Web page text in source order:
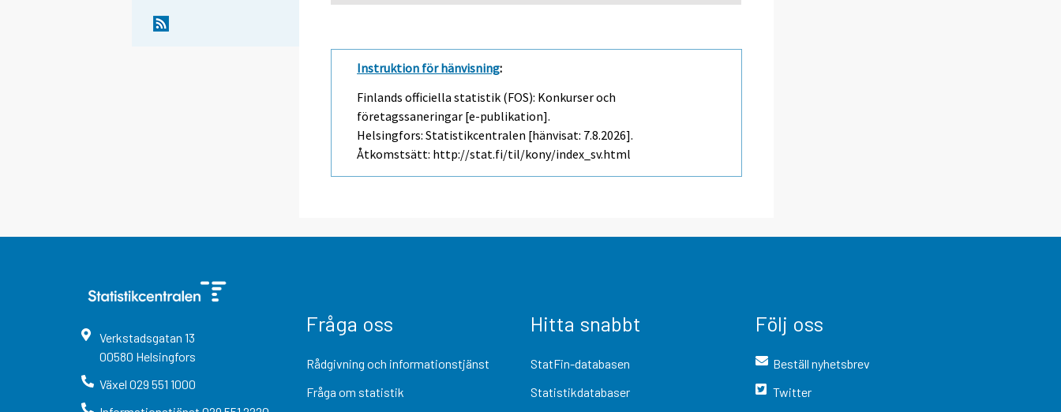
Instruktion för hänvisning:
Finlands officiella statistik (FOS): Konkurser och
företagssaneringar [e-publikation].
Helsingfors: Statistikcentralen [hänvisat: 7.8.2026].
Åtkomstsätt: http://stat.fi/til/kony/index_sv.html
Verkstadsgatan 13
00580 Helsingfors
Växel 029 551 1000
Fråga oss
Rådgivning och informationstjänst
Fråga om statistik
Hitta snabbt
StatFin-databasen
Statistikdatabaser
Följ oss
Beställ nyhetsbrev
Twitter